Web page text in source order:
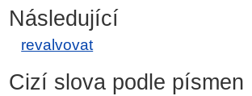
Následující
revalvovat
Cizí slova podle písmen